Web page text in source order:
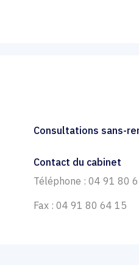
Consultations sans-
Contact du cabinet
Téléphone : 04 91 80
Fax : 04 91 80 64 15